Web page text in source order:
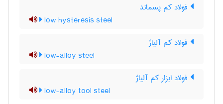
فولاد کم پسماند
low hysteresis steel
فولاد کم آلیاژ
low-alloy steel
فولاد ابزار کم آلیاژ
low-alloy tool steel